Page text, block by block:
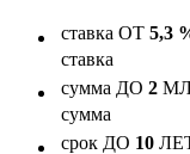
ставка ОТ 5,3
ставка
сумма ДО 2
сумма
срок ДО 10